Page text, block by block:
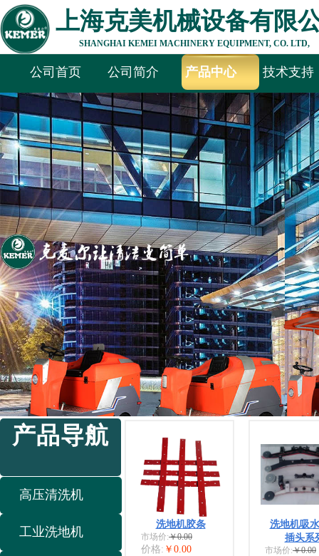
上海克美机械设备有限
SHANGHAI KEMEI MACHINERY EQUIPMENT, CO. LTD,
公司首页 公司简介 产品中心 技术支持
产品导航
洗地机胶条
市场价:￥0.00
价格: ￥0.00
洗地机吸
插头系
市场价:￥0.00
高压清洗机
工业洗地机